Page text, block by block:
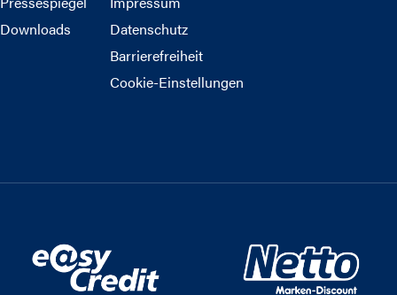
Downloads
Datenschutz
Barrierefreiheit
Cookie-Einstellungen